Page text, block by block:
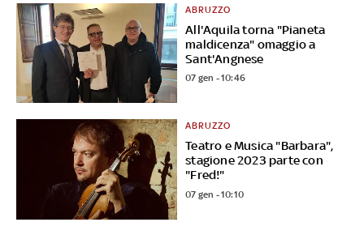
All'Aquila torna "Pianeta
maldicenza" omaggio a
Sant'Angnese
ABRUZZO
07 gen - 10:46
Teatro e Musica "Barbara",
stagione 2023 parte con
"Fred!"
ABRUZZO
07 gen - 10:10